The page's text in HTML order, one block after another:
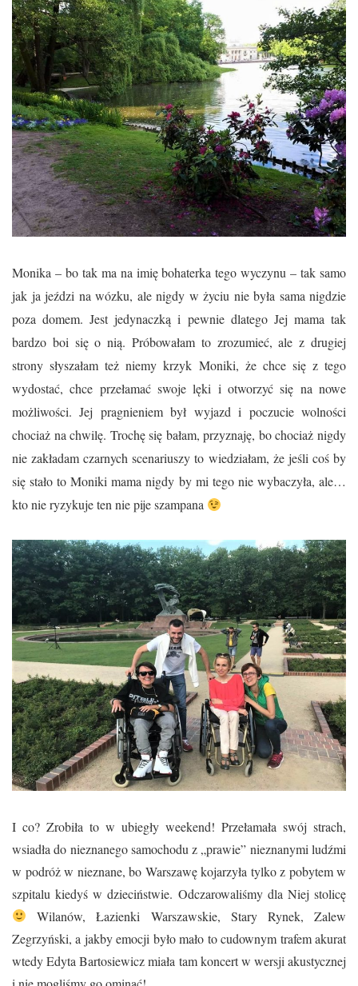
Monika – bo tak ma na imię bohaterka tego wyczynu – tak samo
jak ja jeździ na wózku, ale nigdy w życiu nie była sama nigdzie
poza domem. Jest jedynaczką i pewnie dlatego Jej mama tak
bardzo boi się o nią. Próbowałam to zrozumieć, ale z drugiej
strony słyszałam też niemy krzyk Moniki, że chce się z tego
wydostać, chce przełamać swoje lęki i otworzyć się na nowe
możliwości. Jej pragnieniem był wyjazd i poczucie wolności
chociaż na chwilę. Trochę się bałam, przyznaję, bo chociaż nigdy
nie zakładam czarnych scenariuszy to wiedziałam, że jeśli coś by
się stało to Moniki mama nigdy by mi tego nie wybaczyła, ale…
kto nie ryzykuje ten nie pije szampana
I co? Zrobiła to w ubiegły weekend! Przełamała swój strach,
wsiadła do nieznanego samochodu z „prawie” nieznanymi ludźmi
w podróż w nieznane, bo Warszawę kojarzyła tylko z pobytem w
szpitalu kiedyś w dzieciństwie. Odczarowaliśmy dla Niej stolicę
Wilanów, Łazienki Warszawskie, Stary Rynek, Zalew
Zegrzyński, a jakby emocji było mało to cudownym trafem akurat
wtedy Edyta Bartosiewicz miała tam koncert w wersji akustycznej